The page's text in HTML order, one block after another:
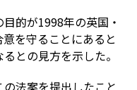
的が1998年の英国・
を守ることにあると
との見方を示した。
法案を提出したこと